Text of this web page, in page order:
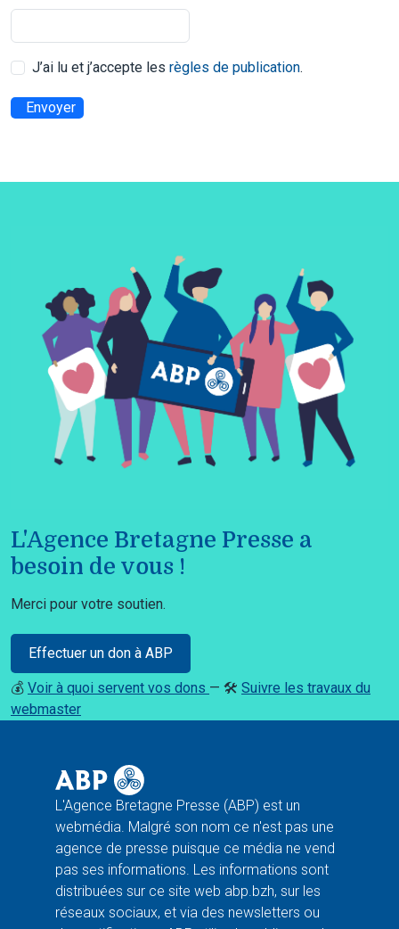
J’ai lu et j’accepte les règles de publication.
Envoyer
L'Agence Bretagne Presse a
besoin de vous !
Merci pour votre soutien.
Effectuer un don à ABP
💰 Voir à quoi servent vos dons — 🛠️ Suivre les travaux du
webmaster
L'Agence Bretagne Presse (ABP) est un
webmédia. Malgré son nom ce n'est pas une
agence de presse puisque ce média ne vend
pas ses informations. Les informations sont
distribuées sur ce site web abp.bzh, sur les
réseaux sociaux, et via des newsletters ou